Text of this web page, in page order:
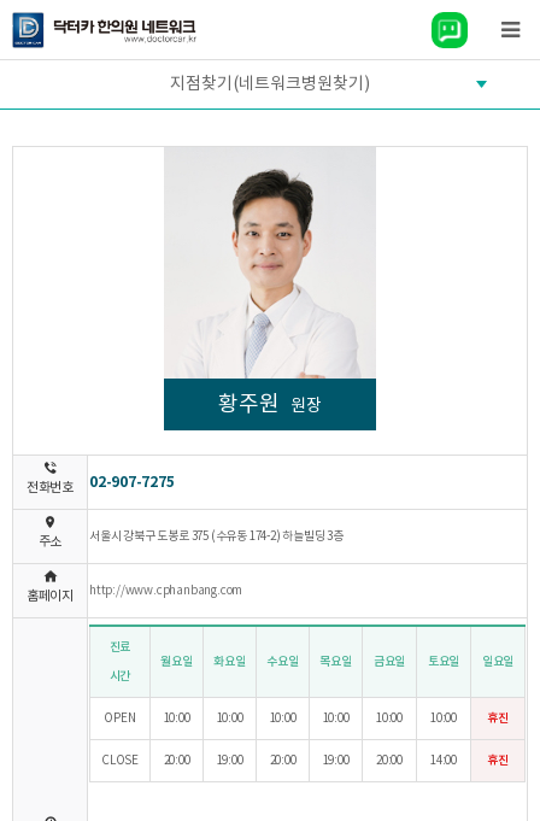
지점찾기(네트워크병원찾기)
황주원 원장
전화번호 02-907-7275
주소 서울시 강북구 도봉로 375 (수유동 174-2) 하늘빌딩 3층
홈페이지 http://www.cphanbang.com
진료
시간
월요일 화요일 수요일 목요일 금요일 토요일 일요일
OPEN 10:00 10:00 10:00 10:00 10:00 10:00 휴진
CLOSE 20:00 19:00 20:00 19:00 20:00 14:00 휴진